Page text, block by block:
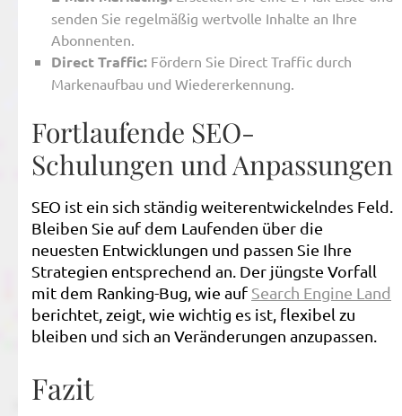
senden Sie regelmäßig wertvolle Inhalte an Ihre
Abonnenten.
Direct Traffic: Fördern Sie Direct Traffic durch
Markenaufbau und Wiedererkennung.
Fortlaufende SEO-
Schulungen und Anpassungen
SEO ist ein sich ständig weiterentwickelndes Feld.
Bleiben Sie auf dem Laufenden über die
neuesten Entwicklungen und passen Sie Ihre
Strategien entsprechend an. Der jüngste Vorfall
mit dem Ranking-Bug, wie auf Search Engine Land
berichtet, zeigt, wie wichtig es ist, flexibel zu
bleiben und sich an Veränderungen anzupassen.
Fazit